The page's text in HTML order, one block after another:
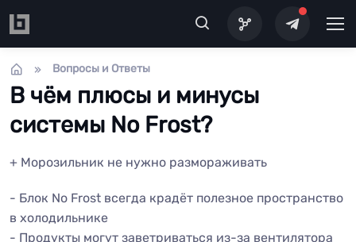
Вопросы и Ответы
В чём плюсы и минусы
системы No Frost?
+ Морозильник не нужно размораживать
- Блок No Frost всегда крадёт полезное пространство
в холодильнике
- Продукты могут заветриваться из-за вентилятора